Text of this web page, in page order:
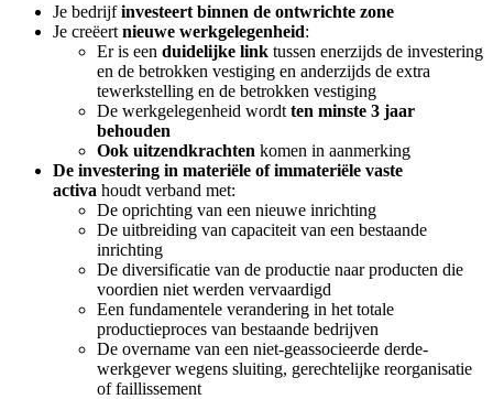
Je bedrijfinvesteert binnen de ontwrichte zone
Je creëert nieuwe werkgelegenheid:
Er is een duidelijke link tussen enerzijds de investering
en de betrokken vestiging en anderzijds de extra
tewerkstelling en de betrokken vestiging
De werkgelegenheid wordt ten minste 3 jaar
behouden
Ook uitzendkrachten komen in aanmerking
De investering in materiële of immateriële vaste
activa houdt verband met:
De oprichting van een nieuwe inrichting
De uitbreiding van capaciteit van een bestaande
inrichting
De diversificatie van de productie naar producten die
voordien niet werden vervaardigd
Een fundamentele verandering in het totale
productieproces van bestaande bedrijven
De overname van een niet-geassocieerde derde-
werkgever wegens sluiting, gerechtelijke reorganisatie
of faillissement